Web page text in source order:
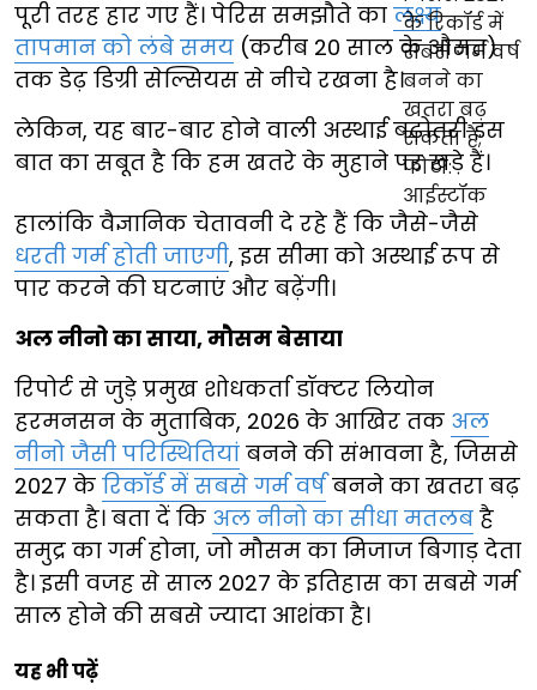
पूरी तरह हार गए हैं। पेरिस समझौते का लक्ष्य
तापमान को लंबे समय (करीब 20 साल के औसत)
तक डेढ़ डिग्री सेल्सियस से नीचे रखना है।
लेकिन, यह बार-बार होने वाली अस्थाई बढ़ोतरी इस
बात का सबूत है कि हम खतरे के मुहाने पर खड़े हैं।
हालांकि वैज्ञानिक चेतावनी दे रहे हैं कि जैसे-जैसे
धरती गर्म होती जाएगी, इस सीमा को अस्थाई रूप से
पार करने की घटनाएं और बढ़ेंगी।
अल नीनो का साया, मौसम बेसाया
रिपोर्ट से जुड़े प्रमुख शोधकर्ता डॉक्टर लियोन
हरमनसन के मुताबिक, 2026 के आखिर तक अल
नीनो जैसी परिस्थितियां बनने की संभावना है, जिससे
2027 के रिकॉर्ड में सबसे गर्म वर्षबनने का खतरा बढ़
सकता है। बता दें कि अल नीनो का सीधा मतलब है
समुद्र का गर्म होना, जो मौसम का मिजाज बिगाड़ देता
है। इसी वजह से साल 2027 के इतिहास का सबसे गर्म
साल होने की सबसे ज्यादा आशंका है।
यह भी पढ़ें